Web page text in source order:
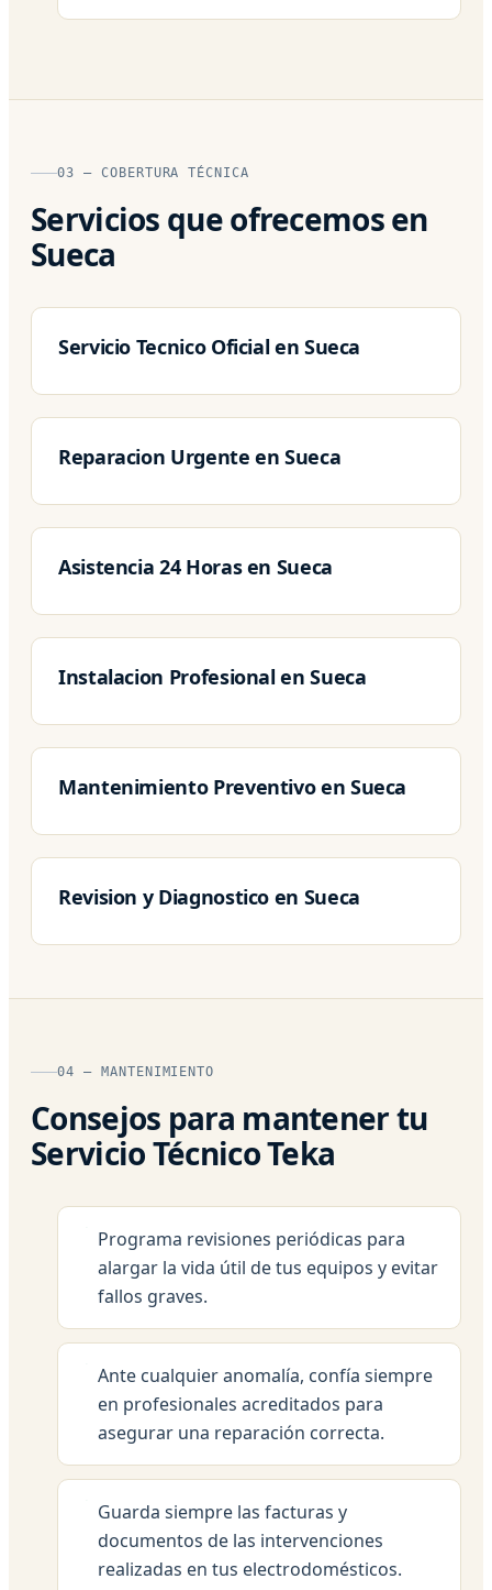
03 — COBERTURA TÉCNICA
Servicios que ofrecemos en
Sueca
Servicio Tecnico Oficial en Sueca
Reparacion Urgente en Sueca
Asistencia 24 Horas en Sueca
Instalacion Profesional en Sueca
Mantenimiento Preventivo en Sueca
Revision y Diagnostico en Sueca
04 — MANTENIMIENTO
Consejos para mantener tu
Servicio Técnico Teka
Programa revisiones periódicas para
alargar la vida útil de tus equipos y evitar
fallos graves.
Ante cualquier anomalía, confía siempre
en profesionales acreditados para
asegurar una reparación correcta.
Guarda siempre las facturas y
documentos de las intervenciones
realizadas en tus electrodomésticos.